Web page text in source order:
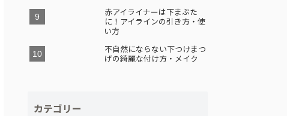
赤アイライナーは下まぶた
に！アイラインの引き方・使
い方
不自然にならない下つけまつ
げの綺麗な付け方・メイク
カテゴリー